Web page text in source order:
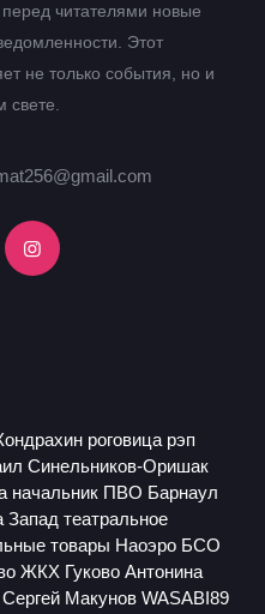
читателями новые
Этот
не только события, но и
свете.
роговица рэп
Синельников-Оришак
начальник ПВО Барнаул
Запад театральное
товары Наоэро БСО
ЖКХ Гуково Антонина
Сергей Макунов WASABI89